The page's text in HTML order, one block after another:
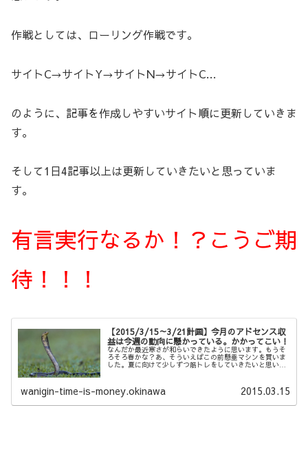
作戦としては、ローリング作戦です。
サイトC→サイトY→サイトN→サイトC…
のように、記事を作成しやすいサイト順に更新していきま
す。
そして1日4記事以上は更新していきたいと思っていま
す。
有言実行なるか！？こうご期
待！！！
【2015/3/15～3/21計画】今月のアドセンス収
益は今週の動向に懸かっている。かかってこい！
なんだか最近寒さが和らいできたように思います。もうそ
ろそろ春かな？あ、そういえばこの前懸垂マシンを買いま
した。夏に向けて少しずつ筋トレをしていきたいと思いま
wanigin-time-is-money.okinawa 2015.03.15